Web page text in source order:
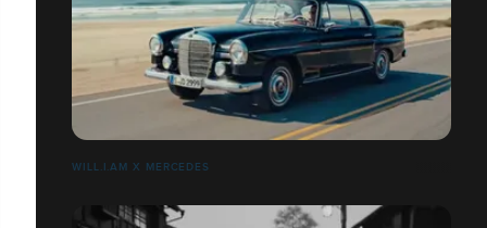
WILL.I.AM X MERCEDES